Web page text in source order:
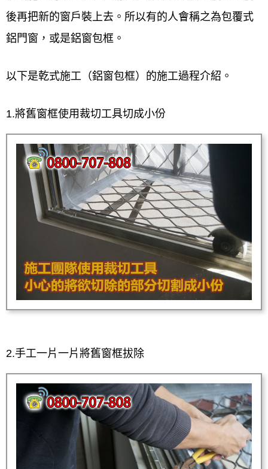
後再把新的窗戶裝上去。所以有的人會稱之為包覆式
鋁門窗，或是鋁窗包框。
以下是乾式施工（鋁窗包框）的施工過程介紹。
1.將舊窗框使用裁切工具切成小份
2.手工一片一片將舊窗框拔除